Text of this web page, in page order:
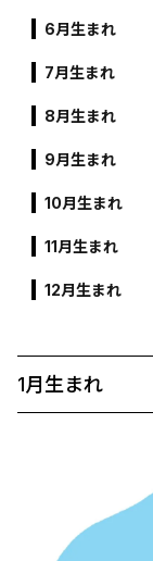
6月生まれ
7月生まれ
8月生まれ
9月生まれ
10月生まれ
11月生まれ
12月生まれ
1月生まれ